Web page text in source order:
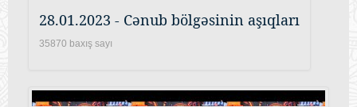
28.01.2023 - Cənub bölgəsinin aşıqları
35870 baxış sayı